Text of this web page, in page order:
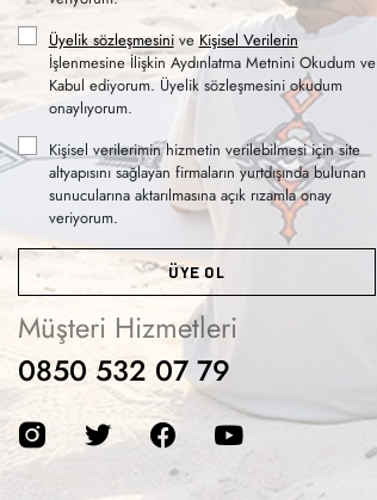
Üyelik sözleşmesinive Kişisel Verilerin
İşlenmesine İlişkin Aydınlatma Metnini Okudum ve
Kabul ediyorum. Üyelik sözleşmesini okudum
onaylıyorum.
Kişisel verilerimin hizmetin verilebilmesi için site
altyapısını sağlayan firmaların yurtdışında bulunan
sunucularına aktarılmasına açık rızamla onay
veriyorum.
ÜYE OL
Müşteri Hizmetleri
0850 532 07 79